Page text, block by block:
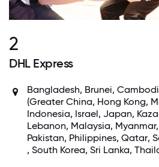
2
DHL Express
Bangladesh, Brunei,
(Greater China, Hong Kong,
Indonesia, Israel, Japan,
Lebanon, Malaysia,
Pakistan, Philippines, Qatar,
, South Korea, Sri Lanka,